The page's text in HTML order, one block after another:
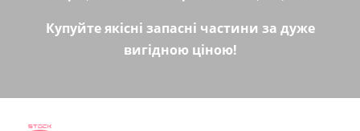
Купуйте якісні запасні частини за дуже
вигідною ціною!